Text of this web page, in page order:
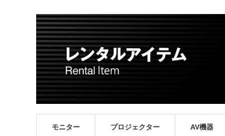
モニター プロジェクター AV機器